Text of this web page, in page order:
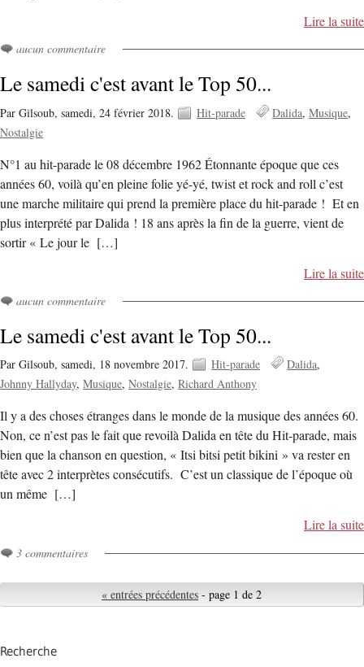
Lire la suite
aucun commentaire
Le samedi c'est avant le Top 50...
Par Gilsoub, samedi, 24 février 2018. Hit-parade Dalida Musique
Nostalgie
N°1 au hit-parade le 08 décembre 1962 Étonnante époque que ces
années 60, voilà qu’en pleine folie yé-yé, twist et rock and roll c’est
une marche militaire qui prend la première place du hit-parade ! Et en
plus interprété par Dalida ! 18 ans après la fin de la guerre, vient de
sortir « Le jour le […]
Lire la suite
aucun commentaire
Le samedi c'est avant le Top 50...
Par Gilsoub, samedi, 18 novembre 2017. Hit-parade
Dalida
Johnny Hallyday Musique Nostalgie Richard Anthony
Il y a des choses étranges dans le monde de la musique des années 60.
Non, ce n’est pas le fait que revoilà Dalida en tête du Hit-parade, mais
bien que la chanson en question, « Itsi bitsi petit bikini » va rester en
tête avec 2 interprètes consécutifs. C’est un classique de l’époque où
un même […]
Lire la suite
3 commentaires
« entrées précédentes - page 1 de 2
Recherche